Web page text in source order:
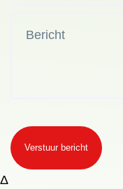
Verstuur bericht
Δ